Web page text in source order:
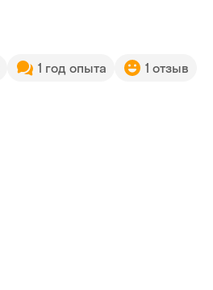
1 год опыта 1 отзыв